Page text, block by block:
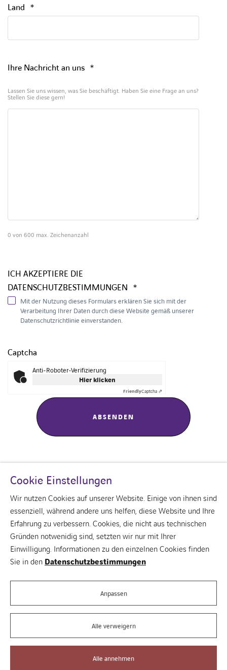
Land *
Ihre Nachricht an uns *
Lassen Sie uns wissen, was Sie beschäftigt. Haben Sie eine Frage an uns?
Stellen Sie diese gern!
0 von 600 max. Zeichenanzahl
ICH AKZEPTIERE DIE
DATENSCHUTZBESTIMMUNGEN *
Mit der Nutzung dieses Formulars erklären Sie sich mit der
Verarbeitung Ihrer Daten durch diese Website gemäß unserer
Datenschutzrichtlinie einverstanden.
Captcha
Anti-Roboter-Verifizierung
Hier klicken
FriendlyCaptcha ⇗
Über uns
Unsere Vision für Gebäude
Kontakt
linkedin
Rechtliche
Cookie Einstellungen
Wir nutzen Cookies auf unserer Website. Einige von ihnen sind
essenziell, während andere uns helfen, diese Website und Ihre
Erfahrung zu verbessern. Cookies, die nicht aus technischen
Gründen notwenidig sind, setzten wir nur mit Ihrer
Einwilligung. Informationen zu den einzelnen Cookies finden
Sie in den Datenschutzbestimmungen
Anpassen
Alle verweigern
Alle annehmen